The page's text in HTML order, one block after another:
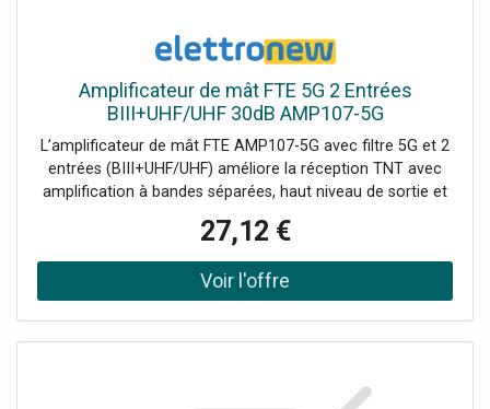
Amplificateur de mât FTE 5G 2 Entrées
BIII+UHF/UHF 30dB AMP107-5G
L’amplificateur de mât FTE AMP107-5G avec filtre 5G et 2
entrées (BIII+UHF/UHF) améliore la réception TNT avec
amplification à bandes séparées, haut niveau de sortie et
(LOG) / UHF avec amplification à bandes séparées
Nombre de sorties : 1 Type d'amplification : LOG / UHF à
bandes séparées Gain 30 dB avec réglage 20 dB pour
s'adapter au signal d'entrée Niveau max de sortie 114
694 MHz) Connecteurs : Type F Consommation : 100 mA
27,12 €